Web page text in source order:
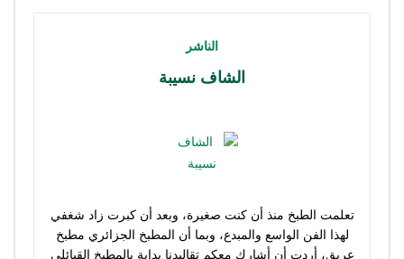
الناشر
الشاف نسيبة
تعلمت الطبخ منذ أن كنت صغيرة، وبعد أن كبرت زاد شغفي
لهذا الفن الواسع والمبدع، وبما أن المطبخ الجزائري مطبخ
عريق، أردت أن أشارك معكم تقاليدنا بداية بالمطبخ القبائلي